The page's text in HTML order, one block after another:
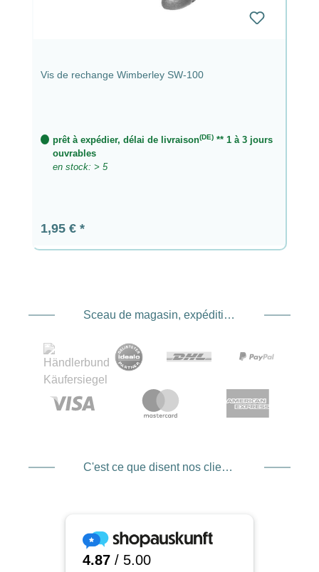
Vis de rechange Wimberley SW-100
prêt à expédier, délai de livraison(DE)** 1 à 3 jours
ouvrables
en stock: > 5
Prix régulier :
1,95 €
Sceau de magasin, expédition et expédition. Prestataire de services de paiement
C'est ce que disent nos clients